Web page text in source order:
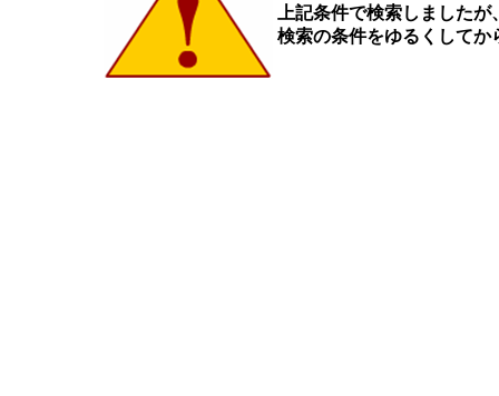
上記条件で検索しました
検索の条件をゆるくして